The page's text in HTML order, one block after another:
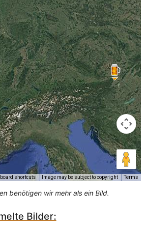
shortcuts Image may be subject to copyright Terms
benötigen wir mehr als ein Bild.
Bilder: